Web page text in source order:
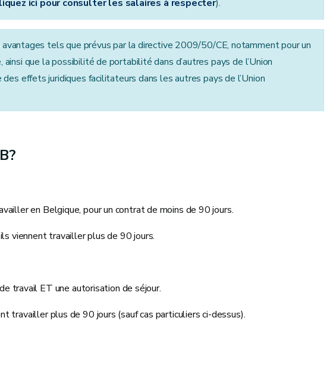
ici pour consulter les salaires à respecter).
avantages tels que prévus par la directive 2009/50/CE, notamment pour un
que la possibilité de portabilité dans d’autres pays de l’Union
effets juridiques facilitateurs dans les autres pays de l’Union
en Belgique, pour un contrat de moins de 90 jours.
viennent travailler plus de 90 jours.
travail ET une autorisation de séjour.
travailler plus de 90 jours (sauf cas particuliers ci-dessus).